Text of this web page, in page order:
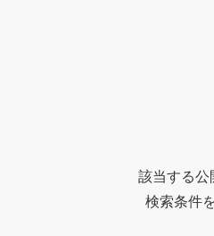
該当する公
検索条件